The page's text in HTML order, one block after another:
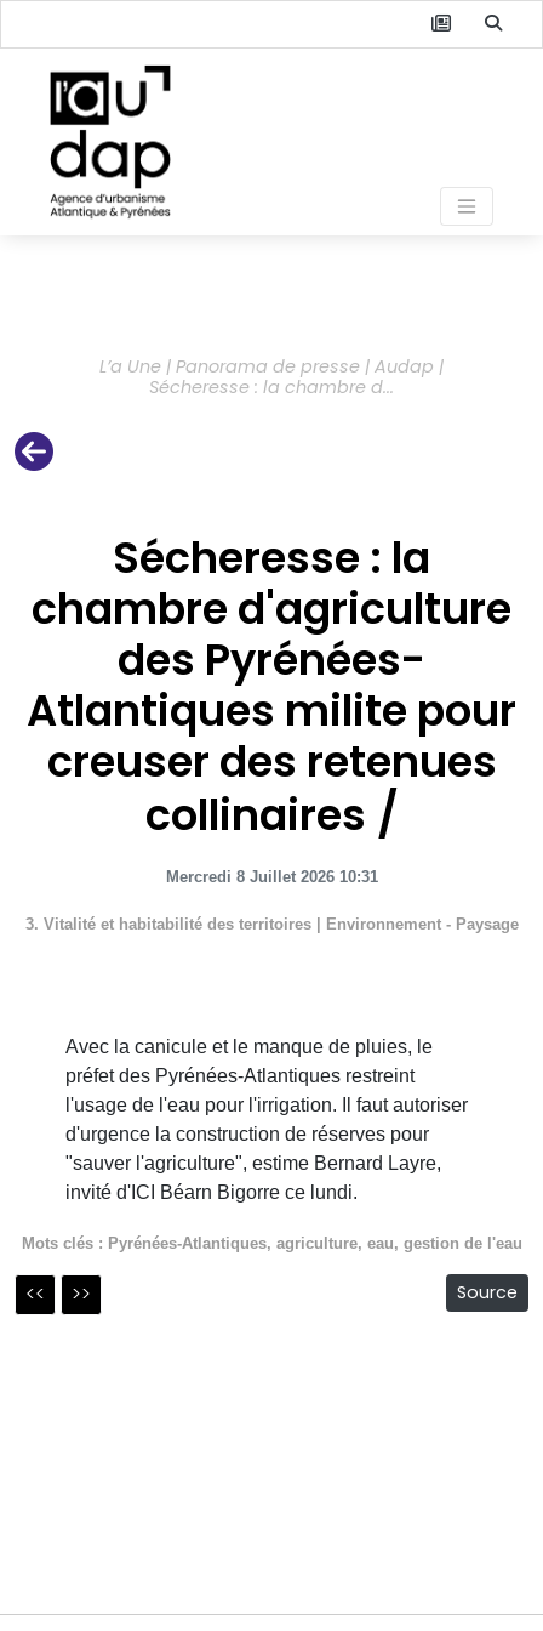
L’a Une | Panorama de presse | Audap |
Sécheresse : la chambre d...
Sécheresse : la
chambre d'agriculture
des Pyrénées-
Atlantiques milite pour
creuser des retenues
collinaires
Mercredi 8 Juillet 2026 10:31
3. Vitalité et habitabilité des territoires | Environnement - Paysage
Avec la canicule et le manque de pluies, le
préfet des Pyrénées-Atlantiques restreint
l'usage de l'eau pour l'irrigation. Il faut autoriser
d'urgence la construction de réserves pour
"sauver l'agriculture", estime Bernard Layre,
invité d'ICI Béarn Bigorre ce lundi.
Mots clés : Pyrénées-Atlantiques, agriculture, eau, gestion de l'eau
<< >> Source